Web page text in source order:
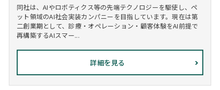
同社は、AIやロボティクス等の先端テクノロジーを駆使し、ペ
ット領域のAI社会実装カンパニーを目指しています。現在は第
二創業期として、診療・オペレーション・顧客体験をAI前提で
再構築するAIスマー...
詳細を見る